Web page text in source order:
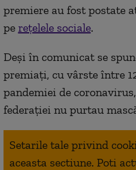
premiere au fost postate
pe rețelele sociale.
Deși în comunicat se
premiați, cu vârste între
pandemiei de
federației nu purtau
Setarile tale privind
aceasta sectiune. Poti